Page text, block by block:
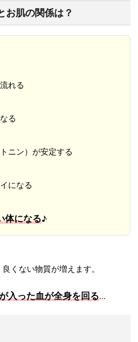
お肌の関係は？
れる
る
ニン）が安定する
になる
体になる♪
くない物質が増えます。
入った血が全身を回る…